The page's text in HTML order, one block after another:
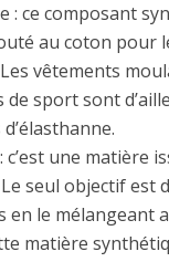
: ce composant
au coton pour
vêtements
de sport sont
c’est une matière
seul objectif est
en le mélangeant
matière